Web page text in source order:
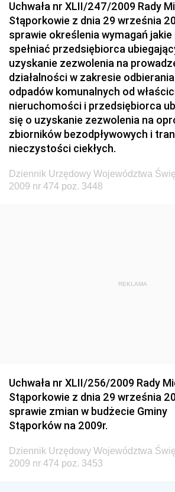
Dziennik Urzędowy Ministerstwa
Przemysłu Maszynowego
Dziennik Urzędowy Ministerstwa
Społecznej
Dziennik Urzędowy Ministerstwa
i Gospodarki Żywnościowej
Dziennik Urzędowy Ministra Spraw
Dziennik Urzędowy Ministra
i Gospodarki Morskiej
Dziennik Urzędowy Ministra
Dziennik Urzędowy Głównego
Dziennik Urzędowy Ministra
Środowiska
Dziennik Urzędowy Ministerstwa
Gospodarki Terenowej i Ochrony
Gospodarki Przestrzennej
Uchwała nr XLII/247/2009 Rady
Stąporkowie z dnia 29 września
sprawie określenia wymagań jakie
spełniać przedsiębiorca
uzyskanie zezwolenia na
działalności w zakresie odbierania
odpadów komunalnych od
nieruchomości i przedsiębiorca
się o uzyskanie zezwolenia na
zbiorników bezodpływowych i
nieczystości ciekłych.
Dziennik Urzędowy Województwa
2009 nr 474 poz. 3448
REKLAMA
Uchwała nr XLII/256/2009 Rady
Stąporkowie z dnia 29 września
sprawie zmian w budżecie Gminy
Stąporków na 2009r.
Dziennik Urzędowy Województwa
2009 nr 474 poz. 3453